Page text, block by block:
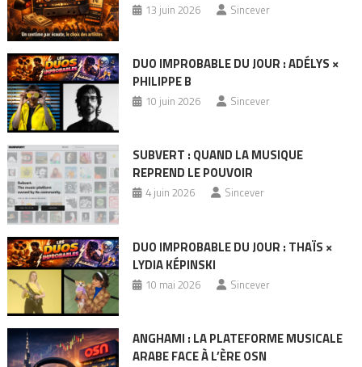
13 juin 2026 Sincever
DUO IMPROBABLE DU JOUR : ADÉLYS ×
PHILIPPE B
10 juin 2026 Sincever
SUBVERT : QUAND LA MUSIQUE
REPREND LE POUVOIR
4 juin 2026 Sincever
DUO IMPROBABLE DU JOUR : THAÏS ×
LYDIA KÉPINSKI
10 mai 2026 Sincever
ANGHAMI : LA PLATEFORME MUSICALE
ARABE FACE À L’ÈRE OSN